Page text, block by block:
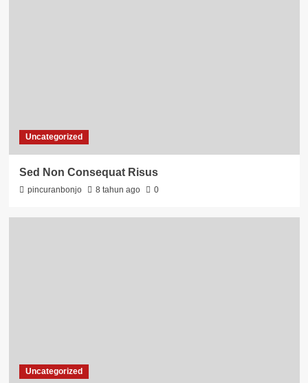
Uncategorized
Sed Non Consequat Risus
pincuranbonjo 8 tahun ago 0
Uncategorized